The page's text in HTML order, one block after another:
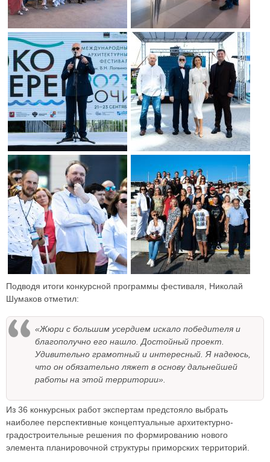
Подводя итоги конкурсной программы фестиваля, Николай
Шумаков отметил:
«Жюри с большим усердием искало победителя и
благополучно его нашло. Достойный проект.
Удивительно грамотный и интересный. Я надеюсь,
что он обязательно ляжет в основу дальнейшей
работы на этой территории».
Из 36 конкурсных работ экспертам предстояло выбрать
наиболее перспективные концептуальные архитектурно-
градостроительные решения по формированию нового
элемента планировочной структуры приморских территорий.